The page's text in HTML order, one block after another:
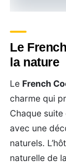
Le
la nature
Le French
charme qui
Chaque suite
avec une
naturels.
naturelle de